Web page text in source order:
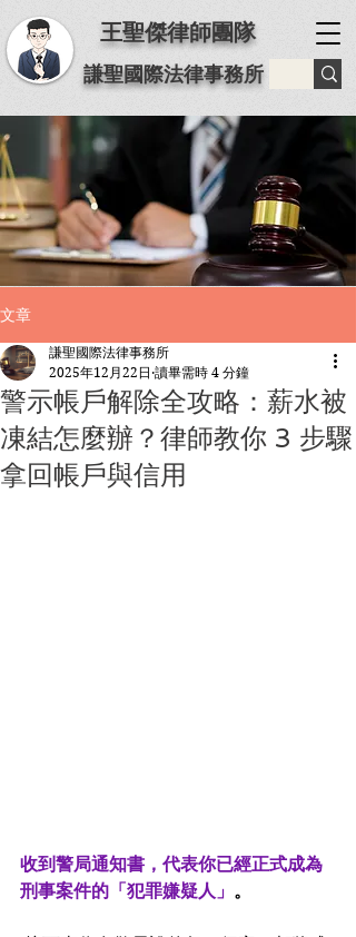
王聖傑律師團隊
謙聖國際法律事務所
文章
警示帳戶解除全攻略：薪水被
凍結怎麼辦？律師教你 3 步驟
拿回帳戶與信用
謙聖國際法律事務所
2025年12月22日 讀畢需時 4 分鐘
收到警局通知書，代表你已經正式成為
刑事案件的「犯罪嫌疑人」 。